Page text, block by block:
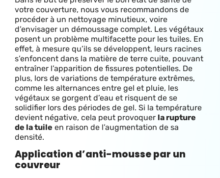
votre couverture, nous vous recommandons de
procéder à un nettoyage minutieux, voire
d’envisager un démoussage complet. Les végétaux
posent un problème multifacette pour les tuiles. En
effet, à mesure qu’ils se développent, leurs racines
s’enfoncent dans la matière de terre cuite, pouvant
entraîner l’apparition de fissures potentielles. De
plus, lors de variations de température extrêmes,
comme les alternances entre gel et pluie, les
végétaux se gorgent d’eau et risquent de se
solidifier lors des périodes de gel. Si la température
devient négative, cela peut provoquer la rupture
de la tuile en raison de l’augmentation de sa
densité.
Application d’anti-mousse par un
couvreur